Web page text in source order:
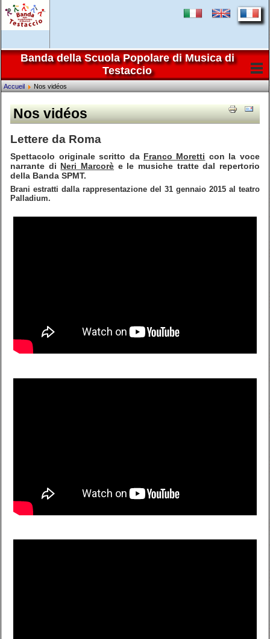
Banda della Scuola Popolare di Musica di
Testaccio
Accueil Nos vidéos
Nos vidéos
Lettere da Roma
Spettacolo originale scritto da Franco Moretti con la voce
narrante di Neri Marcorè e le musiche tratte dal repertorio
della Banda SPMT.
Brani estratti dalla rappresentazione del 31 gennaio 2015 al teatro
Palladium.